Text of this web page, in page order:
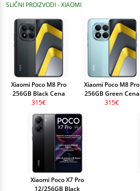
SLIČNI PROIZVODI - XIAOMI
Xiaomi Poco M8 Pro
256GB Black Cena
315€
Xiaomi Poco M8 Pro
256GB Green Cena
315€
Xiaomi Poco X7 Pro
12/256GB Black